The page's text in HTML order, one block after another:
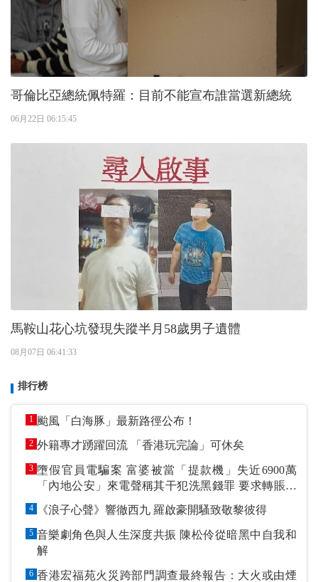
哥倫比亞總統佩特羅：目前不能宣布誰當選新總統
06月22日 06:15:45
馬鞍山花心坑發現失蹤半月58歲男子遺體
08月07日 06:41:33
排行榜
1 颱風「白海豚」最新路徑公布！
2 外籍專才踴躍回流 「香港玩完論」可休矣
3 墮假官員電騙案 富婆被當「提款機」失近6900萬
「內地公安」來電聲稱其干犯洗黑錢罪 要求轉賬到
指定戶口作「保證金」
4 《浪子心聲》響徹西九 羅啟豪開騷致敬黎彼得
5 音樂劇角色與人生深度共振 陳松伶從暗黑中自我和
解
6 香港宏福苑火災跨部門調查最終報告：大火或由煙